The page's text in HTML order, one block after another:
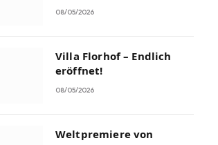
08/05/2026
Villa Florhof – Endlich
eröffnet!
08/05/2026
Weltpremiere von